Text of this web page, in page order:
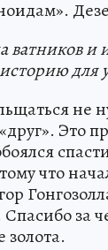
ватников и
для
не
Это
что
за
золота.